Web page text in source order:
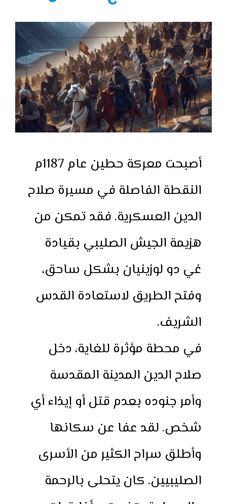
أصبحت معركة حطين عام 1187م
النقطة الفاصلة في مسيرة صلاح
الدين العسكرية. فقد تمكن من
هزيمة الجيش الصليبي بقيادة
غي دو لوزينيان بشكل ساحق،
وفتح الطريق لاستعادة القدس
الشريف.
في محطة مؤثرة للغاية، دخل
صلاح الدين المدينة المقدسة
وأمر جنوده بعدم قتل أو إيذاء أي
شخص. لقد عفا عن سكانها
وأطلق سراح الكثير من الأسرى
الصليبيين. كان يتحلى بالرحمة